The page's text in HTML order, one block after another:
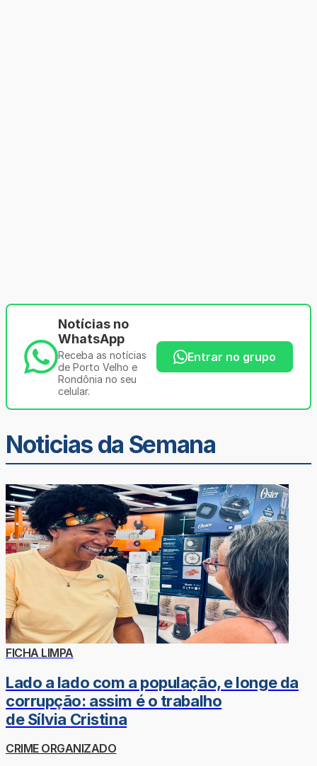
Notícias no
WhatsApp
Receba as notícias
de Porto Velho e
Rondônia no seu
celular.
Entrar no grupo
Noticias da Semana
FICHA LIMPA
Lado a lado com a população, e longe da
corrupção: assim é o trabalho
de Sílvia Cristina
CRIME ORGANIZADO